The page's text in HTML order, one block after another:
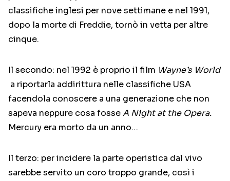
classifiche inglesi per nove settimane e nel 1991,
dopo la morte di Freddie, tornò in vetta per altre
cinque.
Il secondo: nel 1992 è proprio il film Wayne’s World
a riportarla addirittura nelle classifiche USA
facendola conoscere a una generazione che non
sapeva neppure cosa fosseA Night at the Opera.
Mercury era morto da un anno…
Il terzo: per incidere la parte operistica dal vivo
sarebbe servito un coro troppo grande, così i